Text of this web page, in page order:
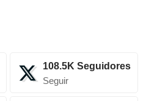
108.5K Seguidores
Seguir